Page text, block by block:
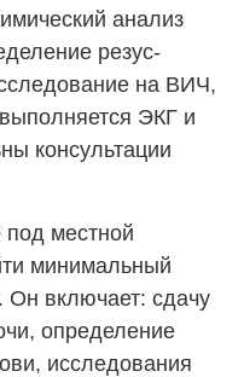
анализ
резус-
на ВИЧ,
ЭКГ и
консультации
местной
минимальный
Он включает: сдачу
определение
исследования